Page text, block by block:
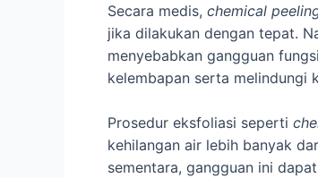
Secara medis, chemical
jika dilakukan dengan tepat.
menyebabkan gangguan fungsi
kelembapan serta melindungi
Prosedur eksfoliasi seperti
kehilangan air lebih banyak
sementara, gangguan ini